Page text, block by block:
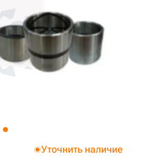
Уточнить наличие